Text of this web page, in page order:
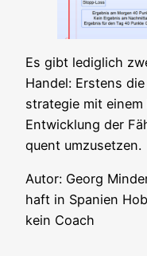
Es gibt ledig­lich
Han­del: Ers­tens
stra­te­gie mit
Ent­wick­lung der
quent umzusetzen.
Autor: Georg
haft in Spa­ni­en
kein Coach